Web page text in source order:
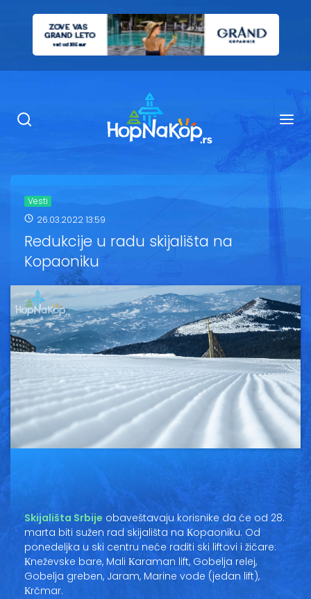
Ugostiteljstvo
Kop Info
Ski renta
Vesti
Oglasi
Galerija
Copyright© 2020
Vesti
26.03.2022 13:59
Redukcije u radu skijališta na
Kopaoniku
Skijališta Srbije obaveštavaju korisnike da će od 28.
marta biti sužen rad skijališta na Кopaoniku. Od
ponedeljka u ski centru neće raditi ski liftovi i žičare:
Кneževske bare, Mali Кaraman lift, Gobelja relej,
Gobelja greben, Jaram, Marine vode (jedan lift),
Кrčmar.